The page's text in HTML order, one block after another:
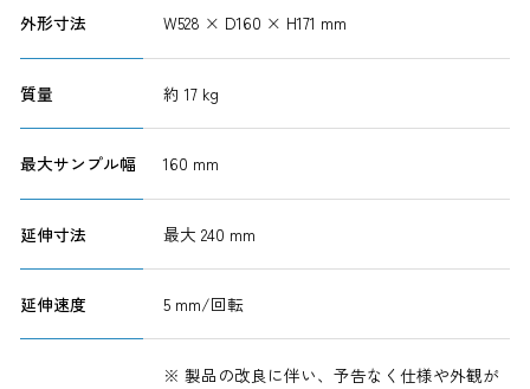
外形寸法 W528 × D160 × H171 mm
質量 約 17 kg
最大サンプル幅 160 mm
延伸寸法 最大 240 mm
延伸速度 5 mm/回転
※ 製品の改良に伴い、予告なく仕様や外観が